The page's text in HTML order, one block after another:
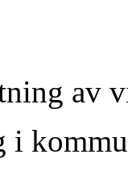
av